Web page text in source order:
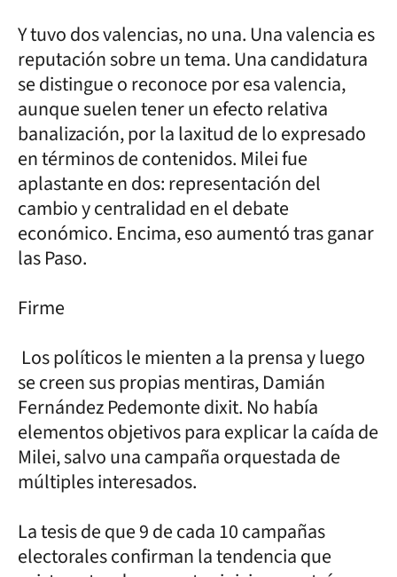
Y tuvo dos valencias, no una. Una valencia es
reputación sobre un tema. Una candidatura
se distingue o reconoce por esa valencia,
aunque suelen tener un efecto relativa
banalización, por la laxitud de lo expresado
en términos de contenidos. Milei fue
aplastante en dos: representación del
cambio y centralidad en el debate
económico. Encima, eso aumentó tras ganar
las Paso.
Firme
Los políticos le mienten a la prensa y luego
se creen sus propias mentiras, Damián
Fernández Pedemonte dixit. No había
elementos objetivos para explicar la caída de
Milei, salvo una campaña orquestada de
múltiples interesados.
La tesis de que 9 de cada 10 campañas
electorales confirman la tendencia que